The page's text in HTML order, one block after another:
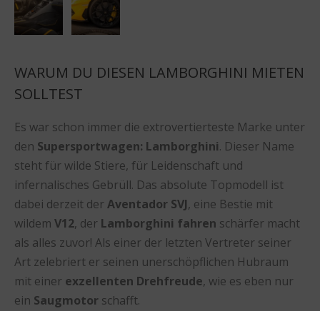
WARUM DU DIESEN LAMBORGHINI MIETEN
SOLLTEST
Es war schon immer die extrovertierteste Marke unter
den Supersportwagen: Lamborghini. Dieser Name
steht für wilde Stiere, für Leidenschaft und
infernalisches Gebrüll. Das absolute Topmodell ist
dabei derzeit der Aventador SVJ, eine Bestie mit
wildem V12, der Lamborghini fahren schärfer macht
als alles zuvor! Als einer der letzten Vertreter seiner
Art zelebriert er seinen unerschöpflichen Hubraum
mit einer exzellenten Drehfreude, wie es eben nur
ein Saugmotor schafft.